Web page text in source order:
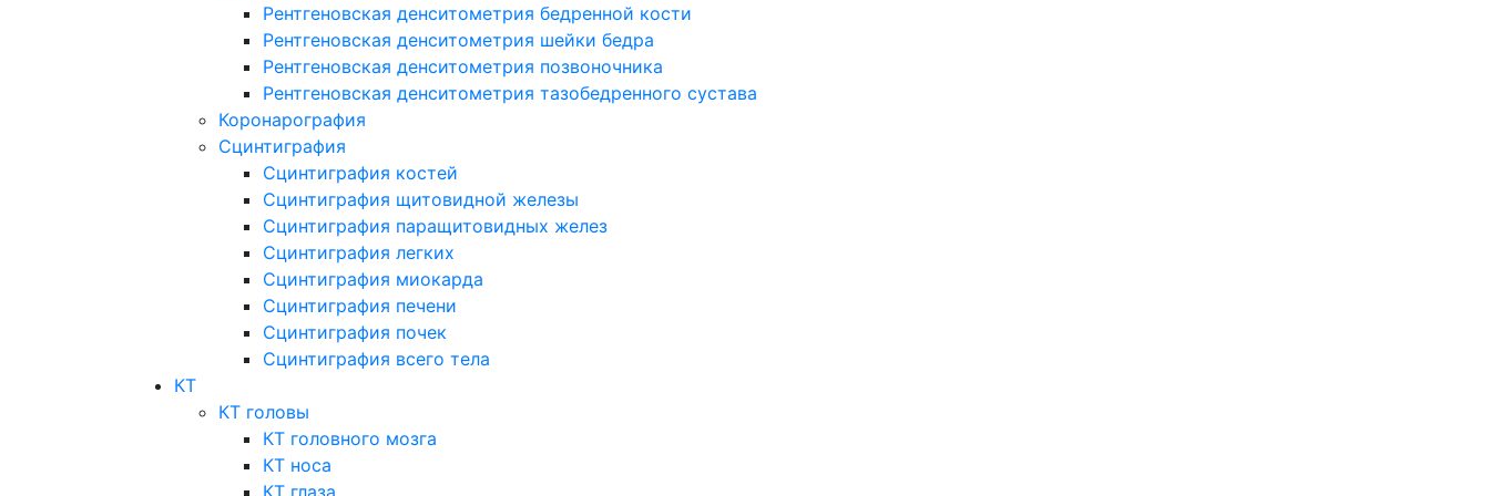
Рентгеновская денситометрия бедренной кости
Рентгеновская денситометрия шейки бедра
Рентгеновская денситометрия позвоночника
Рентгеновская денситометрия тазобедренного сустава
Коронарография
Сцинтиграфия
Сцинтиграфия костей
Сцинтиграфия щитовидной железы
Сцинтиграфия паращитовидных желез
Сцинтиграфия легких
Сцинтиграфия миокарда
Сцинтиграфия печени
Сцинтиграфия почек
Сцинтиграфия всего тела
КТ
КТ головы
КТ головного мозга
КТ носа
КТ глаза